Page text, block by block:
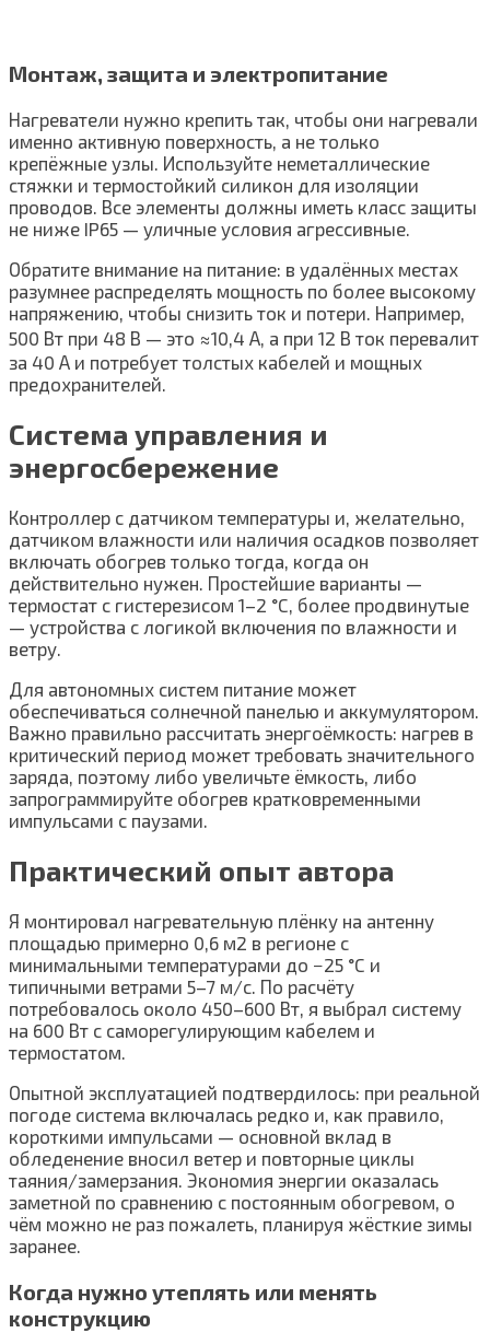
Монтаж, защита и электропитание
Нагреватели нужно крепить так, чтобы они нагревали
именно активную поверхность, а не только
крепёжные узлы. Используйте неметаллические
стяжки и термостойкий силикон для изоляции
проводов. Все элементы должны иметь класс защиты
не ниже IP65 — уличные условия агрессивные.
Обратите внимание на питание: в удалённых местах
разумнее распределять мощность по более высокому
напряжению, чтобы снизить ток и потери. Например,
500 Вт при 48 В — это ≈10,4 А, а при 12 В ток перевалит
за 40 А и потребует толстых кабелей и мощных
предохранителей.
Система управления и
энергосбережение
Контроллер с датчиком температуры и, желательно,
датчиком влажности или наличия осадков позволяет
включать обогрев только тогда, когда он
действительно нужен. Простейшие варианты —
термостат с гистерезисом 1–2 °C, более продвинутые
— устройства с логикой включения по влажности и
ветру.
Для автономных систем питание может
обеспечиваться солнечной панелью и аккумулятором.
Важно правильно рассчитать энергоёмкость: нагрев в
критический период может требовать значительного
заряда, поэтому либо увеличьте ёмкость, либо
запрограммируйте обогрев кратковременными
импульсами с паузами.
Практический опыт автора
Я монтировал нагревательную плёнку на антенну
площадью примерно 0,6 м2 в регионе с
минимальными температурами до −25 °C и
типичными ветрами 5–7 м/с. По расчёту
потребовалось около 450–600 Вт, я выбрал систему
на 600 Вт с саморегулирующим кабелем и
термостатом.
Опытной эксплуатацией подтвердилось: при реальной
погоде система включалась редко и, как правило,
короткими импульсами — основной вклад в
обледенение вносил ветер и повторные циклы
таяния/замерзания. Экономия энергии оказалась
заметной по сравнению с постоянным обогревом, о
чём можно не раз пожалеть, планируя жёсткие зимы
заранее.
Когда нужно утеплять или менять
конструкцию